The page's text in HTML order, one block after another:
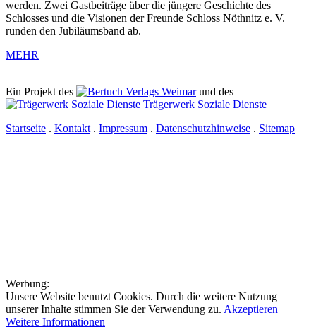
werden. Zwei Gastbeiträge über die jüngere Geschichte des
Schlosses und die Visionen der Freunde Schloss Nöthnitz e. V.
runden den Jubiläumsband ab.
MEHR
Ein Projekt des Verlags Weimarund des
Trägerwerk Soziale Dienste
Startseite . Kontakt. Impressum . Datenschutzhinweise . Sitemap
Werbung:
Unsere Website benutzt Cookies. Durch die weitere Nutzung
unserer Inhalte stimmen Sie der Verwendung zu. Akzeptieren
Weitere Informationen